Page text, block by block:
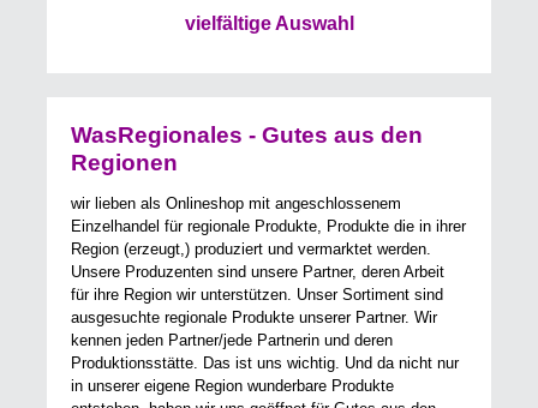
vielfältige Auswahl
WasRegionales - Gutes aus den
Regionen
wir lieben als Onlineshop mit angeschlossenem
Einzelhandel für regionale Produkte, Produkte die in ihrer
Region (erzeugt,) produziert und vermarktet werden.
Unsere Produzenten sind unsere Partner, deren Arbeit
für ihre Region wir unterstützen. Unser Sortiment sind
ausgesuchte regionale Produkte unserer Partner. Wir
kennen jeden Partner/jede Partnerin und deren
Produktionsstätte. Das ist uns wichtig. Und da nicht nur
in unserer eigene Region wunderbare Produkte